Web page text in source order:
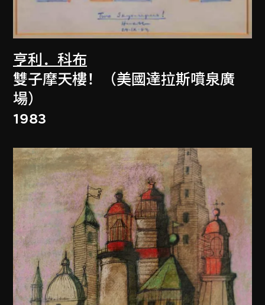
亨利．科布
雙子摩天樓！（美國達拉斯噴泉廣
場）
1983